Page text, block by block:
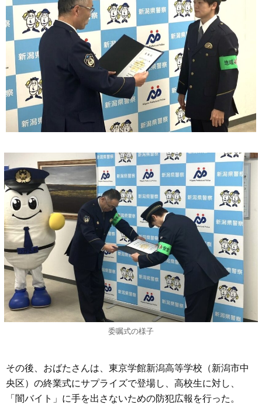
委嘱式の様子
その後、おばたさんは、東京学館新潟高等学校（新潟市中
央区）の終業式にサプライズで登場し、高校生に対し、
「闇バイト」に手を出さないための防犯広報を行った。